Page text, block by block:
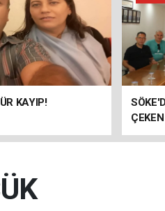
KAYIP!